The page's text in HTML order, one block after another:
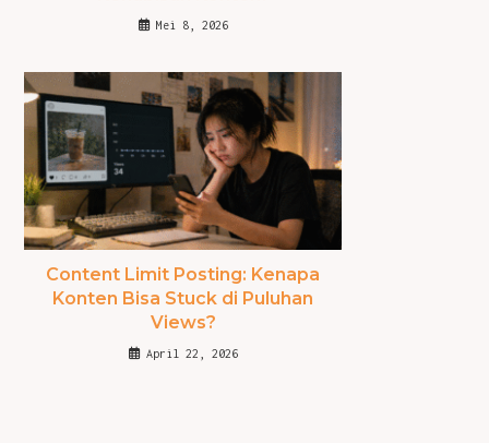
Mei 8, 2026
Content Limit Posting: Kenapa
Konten Bisa Stuck di Puluhan
Views?
April 22, 2026